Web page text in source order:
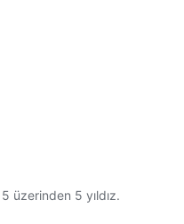
5 üzerinden 5 yıldız.